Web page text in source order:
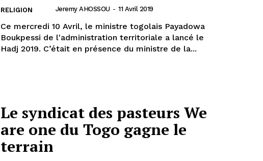
RELIGION Jeremy AHOSSOU - 11 Avril 2019
Ce mercredi 10 Avril, le ministre togolais Payadowa
Boukpessi de l'administration territoriale a lancé le
Hadj 2019. C’était en présence du ministre de la...
Le syndicat des pasteurs We
are one du Togo gagne le
terrain